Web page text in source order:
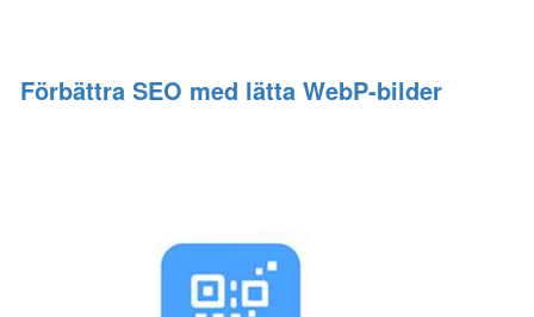
Förbättra SEO med lätta WebP‑bilder